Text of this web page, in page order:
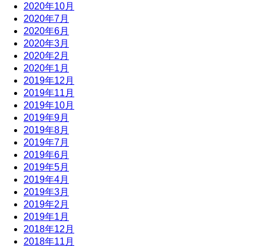
2020年10月
2020年7月
2020年6月
2020年3月
2020年2月
2020年1月
2019年12月
2019年11月
2019年10月
2019年9月
2019年8月
2019年7月
2019年6月
2019年5月
2019年4月
2019年3月
2019年2月
2019年1月
2018年12月
2018年11月